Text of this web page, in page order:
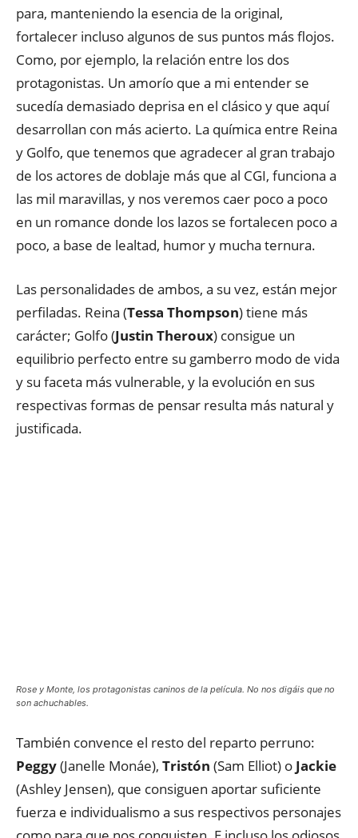
para, manteniendo la esencia de la original,
fortalecer incluso algunos de sus puntos más flojos.
Como, por ejemplo, la relación entre los dos
protagonistas. Un amorío que a mi entender se
sucedía demasiado deprisa en el clásico y que aquí
desarrollan con más acierto. La química entre Reina
y Golfo, que tenemos que agradecer al gran trabajo
de los actores de doblaje más que al CGI, funciona a
las mil maravillas, y nos veremos caer poco a poco
en un romance donde los lazos se fortalecen poco a
poco, a base de lealtad, humor y mucha ternura.
Las personalidades de ambos, a su vez, están mejor
perfiladas. Reina (Tessa Thompson) tiene más
carácter; Golfo (Justin Theroux) consigue un
equilibrio perfecto entre su gamberro modo de vida
y su faceta más vulnerable, y la evolución en sus
respectivas formas de pensar resulta más natural y
justificada.
Rose y Monte, los protagonistas caninos de la película. No nos digáis que no
son achuchables.
También convence el resto del reparto perruno:
Peggy(Janelle Monáe), Tristón (Sam Elliot) o Jackie
(Ashley Jensen), que consiguen aportar suficiente
fuerza e individualismo a sus respectivos personajes